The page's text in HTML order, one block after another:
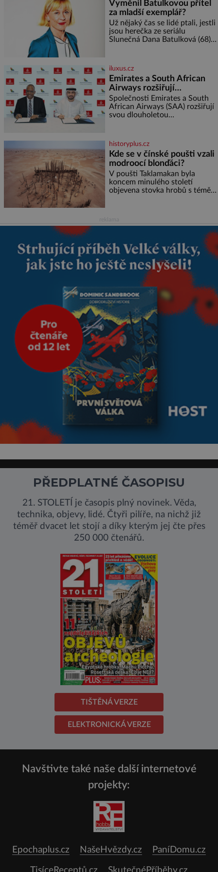
polníček…) ✿ 1 malá konzerva
kukuřice ✿ ½ okurky ✿ 2
rajčata Zálivka: ✿ 4 lžíce
olivového oleje ✿ 1 lžíci
citronové šťávy ✿ ½ stroužku
Vyměnil Batulkovou přítel
za mladší exemplář?
Už nějaký čas se lidé ptali, jestli
jsou herečka ze seriálu
Slunečná Dana Batulková (68) a
od sebe přítele od samého
začátku odhán
iluxus.cz
Emirates a South African
Airways rozšiřují
partnerství. Cestujícím
nově zpřístupní dalších
devět destinací v jižní a
Společnosti Emirates a South
African Airways (SAA) rozšiřují
svou dlouholetou
cestujícím devět dalších
destinací v jižní a střední Africe
a u
historyplus.cz
Kde se v čínské poušti vzali
modroocí blonďáci?
V poušti Taklamakan byla
koncem minulého století
objevena stovka hrobů s téměř
modrou filcovou čapkou, z níž
se draly blonďaté vlásky. Fakt,
že jsou těla dávných lidí
nesmírně dobře zachovalá,
přičítají odborníci zdejším
klimatickým podmínkám.
Sucho, prosolené písky a
extrémně
PŘEDPLATNÉ ČASOPISU
21. STOLETÍ je časopis plný novinek. Věda,
technika, objevy, lidé. Čtyři pilíře, na nichž již
téměř dvacet let stojí a díky kterým jej čte přes
250 000 čtenářů.
TIŠTĚNÁ VERZE
ELEKTRONICKÁ VERZE
Navštivte také naše další internetové
projekty:
Epochaplus.cz NašeHvězdy.cz PaníDomu.cz